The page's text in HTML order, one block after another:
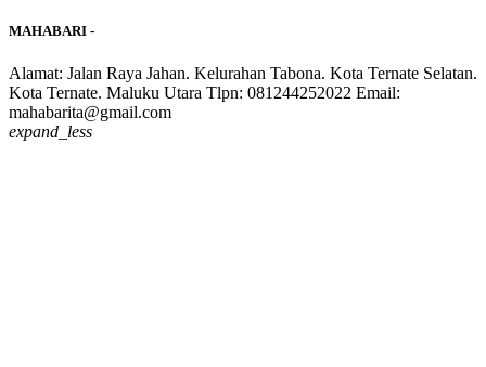
MAHABARI -
Alamat: Jalan Raya Jahan. Kelurahan Tabona. Kota Ternate Selatan.
Kota Ternate. Maluku Utara Tlpn: 081244252022 Email:
mahabarita@gmail.com
expand_less